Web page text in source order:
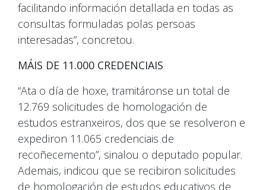
facilitando información detallada en todas as
consultas formuladas polas persoas
interesadas”, concretou.
MÁIS DE 11.000 CREDENCIAIS
“Ata o día de hoxe, tramitáronse un total de
12.769 solicitudes de homologación de
estudos estranxeiros, dos que se resolveron e
expediron 11.065 credenciais de
recoñecemento”, sinalou o deputado popular.
Ademais, indicou que se recibiron solicitudes
de homologación de estudos educativos de